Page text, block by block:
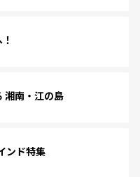
湘南・江の島
ンド特集